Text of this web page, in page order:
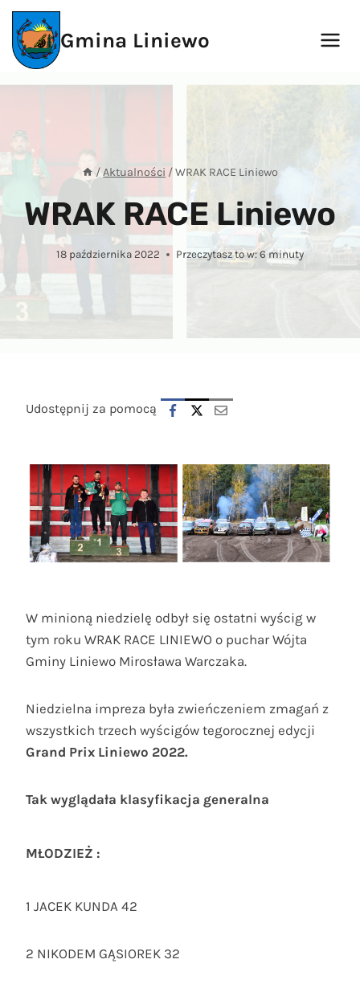
Przejdź
treści
Gmina Liniewo
/Aktualności /WRAK RACE Liniewo
WRAK RACE Liniewo
18 października 2022 Przeczytasz to w:6 minuty
Udostępnij za pomocą
W minioną niedzielę odbył się ostatni wyścig w
tym roku WRAK RACE LINIEWO o puchar Wójta
Gminy Liniewo Mirosława Warczaka.
Niedzielna impreza była zwieńczeniem zmagań z
wszystkich trzech wyścigów tegorocznej edycji
Grand Prix Liniewo 2022.
Tak wyglądała klasyfikacja generalna
MŁODZIEŻ :
1 JACEK KUNDA 42
2 NIKODEM GĄSIOREK 32